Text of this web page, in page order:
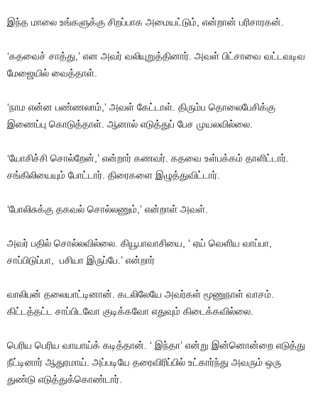
இந்த மாலை உங்களுக்கு சிறப்பாக அமையட்டும் என்றான் பரிசாரகன்
‘கதவைச் சாத்து ,’ என அவர் வலியுறுத்தினார் அவள் பிட்சாவை வட்டவடிவ
மேஜையில் வைத்தாள்
‘நாம என்ன பண்ணலாம் ,’ அவள் கேட்டாள் திரும்ப தொலைபேசிக்கு
இணைப்பு கொடுத்தாள் ஆனால் எடுத்துப் பேச முயலவில்லை
‘யோசிச்சி சொல்றேன் ,’ என்றார் கணவர் கதவை உள்பக்கம் தாளிட்டார்
சங்கிலியையும் போட்டார் திரைகளை இழுத்துவிட்டார்
‘போலிசுக்கு தகவல் சொல்லணும் ,’ என்றாள் அவள்
அவர் பதில் சொல்லவில்லை கியூபாவாசியை , ‘ ஏய் வெளிய வாப்பா
சாப்பிடுப்பா
பசியா இருப்பே .’ என்றார்
வாலிபன் தலையாட்டினான் கடலிலேயே அவர்கள் மூணுநாள் வாசம்
கிட்டத்தட்ட
சாப்பிடவோ குடிக்கவோ எதுவும் கிடைக்கவில்லை
பெரிய பெரிய வாயாய்க் கடித்தான் . ‘ இந்தா’ என்று இன்னொன்றை எடுத்து
நீட்டினார் ஆதுரமாய் அப்படியே தரைவிரிப்பில் உட்கார்ந்து அவரும் ஒரு
துண்டு எடுத்துக்கொண்டார்